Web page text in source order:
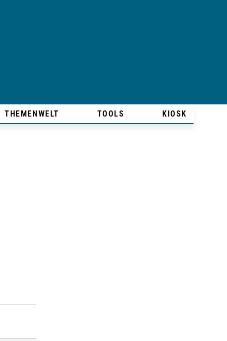
THEMENWELT TOOLS KIOSK